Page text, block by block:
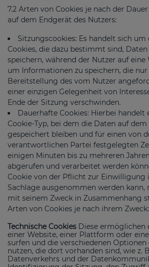
7.2 Arten von Cookies je nach der
auf dem Endgerät des Nutzers:
Sitzungscookies: Es handelt sich um
Cookies, die dazu bestimmt sind,
speichern, während der Nutzer auf eine
um Informationen zu speichern, die
Bereitstellung des vom Nutzer
einer einzigen Gelegenheit von
Ende der Sitzung verschwinden.
Dauerhafte Cookies: Hierbei handelt
Cookie-Typ, bei dem die Daten auf
gespeichert bleiben und für einen von
verantwortlichen Partei festgelegten
einigen Minuten bis zu mehreren
abgerufen und verarbeitet werden
Cookie von der Pflicht zur Einwilligung
Sachlage ausgenommen werden kann,
mit seinem Zweck in Zusammenhang
Arten von Cookies je nach ihrem Zweck:
Technische Cookies Diese ermöglichen
einer Website, einer Plattform oder
surfen und die verschiedenen Optionen
nutzen, die dort vorhanden sind, wie z.
Datenverkehrs und der